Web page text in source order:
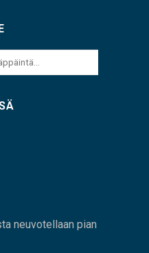
neuvotellaan pian